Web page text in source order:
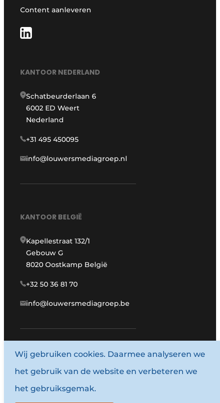
Content aanleveren
KANTOOR NEDERLAND
Schatbeurderlaan 6
6002 ED Weert
Nederland
+31 495 450095
info@louwersmediagroep.nl
KANTOOR BELGIË
Kapellestraat 132/1
Gebouw G
8020 Oostkamp België
+32 50 36 81 70
info@louwersmediagroep.be
www.louwersmediagroep.com
© 1987 - 2026 Louwersmediagroep.
Algemene voorwaarden
Wij gebruiken cookies. Daarmee analyseren we
het gebruik van de website en verbeteren we
het gebruiksgemak.